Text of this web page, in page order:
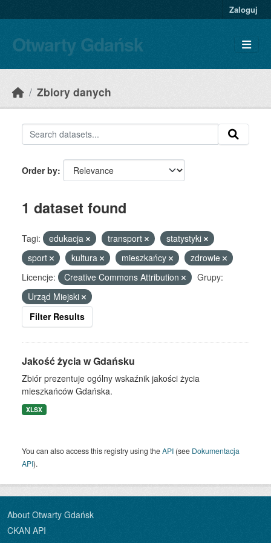
Zaloguj
Otwarty Gdańsk
Zbiory danych
Order by
1 dataset found
Tagi: edukacja transport
statystyki
sport
kultura mieszkańcy
zdrowie
Licencje:
Creative Commons Attribution
Grupy:
Urząd Miejski
Filter Results
Jakość życia w Gdańsku
Zbiór prezentuje ogólny wskaźnik jakości życia
mieszkańców Gdańska.
XLSX
You can also access this registry using theAPI (see Dokumentacja
API).
About Otwarty Gdańsk
CKAN API